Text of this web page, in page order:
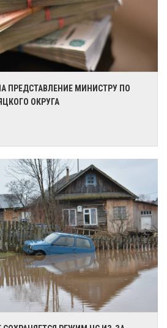
ПРЕДСТАВЛЕНИЕ МИНИСТРУ ПО
ОКРУГА